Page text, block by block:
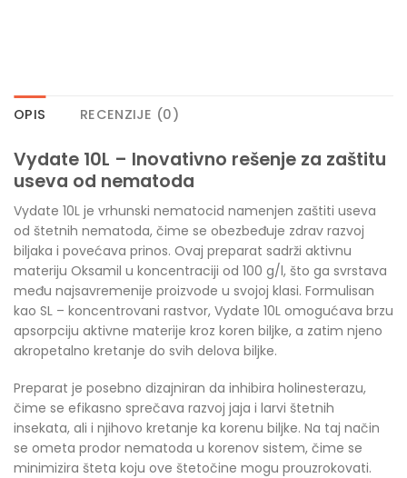
OPIS RECENZIJE (0)
Vydate 10L – Inovativno rešenje za zaštitu
useva od nematoda
Vydate 10L je vrhunski nematocid namenjen zaštiti useva
od štetnih nematoda, čime se obezbeđuje zdrav razvoj
biljaka i povećava prinos. Ovaj preparat sadrži aktivnu
materiju Oksamil u koncentraciji od 100 g/l, što ga svrstava
među najsavremenije proizvode u svojoj klasi. Formulisan
kao SL – koncentrovani rastvor, Vydate 10L omogućava brzu
apsorpciju aktivne materije kroz koren biljke, a zatim njeno
akropetalno kretanje do svih delova biljke.
Preparat je posebno dizajniran da inhibira holinesterazu,
čime se efikasno sprečava razvoj jaja i larvi štetnih
insekata, ali i njihovo kretanje ka korenu biljke. Na taj način
se ometa prodor nematoda u korenov sistem, čime se
minimizira šteta koju ove štetočine mogu prouzrokovati.